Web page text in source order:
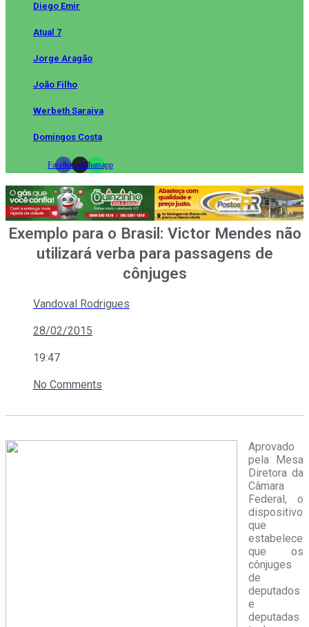
Diego Emir
Atual 7
Jorge Aragão
João Filho
Werbeth Saraiva
Domingos Costa
FacebookInstagramWhatsapp
Exemplo para o Brasil: Victor Mendes não
utilizará verba para passagens de
cônjuges
Vandoval Rodrigues
28/02/2015
19:47
No Comments
Aprovado
pela Mesa
Diretora da
Câmara
Federal, o
dispositivo
que
estabelece
que os
cônjuges
de
deputados
e
deputadas